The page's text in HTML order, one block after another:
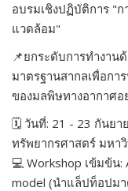
อบรมเชิงปฏิบัติการ "
แวดล้อม"
📌ยกระดับการทำงาน
มาตรฐานสากลเพื่อกา
ของมลพิษทางอากาศอ
🗓 วันที่: 21 - 23 กันยา
ทรัพยากรศาสตร์ มหา
💻 Workshop เข้มข้น:
model (นำแล็ปท็อปม